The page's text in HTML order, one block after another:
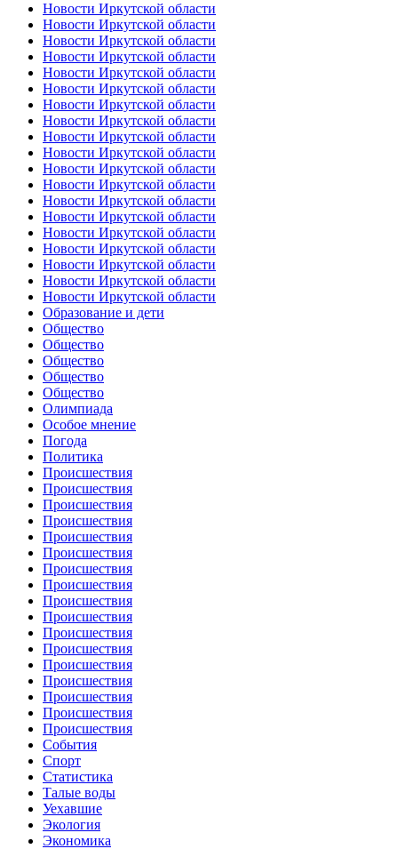
Новости Иркутской области
Новости Иркутской области
Новости Иркутской области
Новости Иркутской области
Новости Иркутской области
Новости Иркутской области
Новости Иркутской области
Новости Иркутской области
Новости Иркутской области
Новости Иркутской области
Новости Иркутской области
Новости Иркутской области
Новости Иркутской области
Новости Иркутской области
Новости Иркутской области
Новости Иркутской области
Новости Иркутской области
Новости Иркутской области
Новости Иркутской области
Образование и дети
Общество
Общество
Общество
Общество
Общество
Олимпиада
Особое мнение
Погода
Политика
Происшествия
Происшествия
Происшествия
Происшествия
Происшествия
Происшествия
Происшествия
Происшествия
Происшествия
Происшествия
Происшествия
Происшествия
Происшествия
Происшествия
Происшествия
Происшествия
Происшествия
События
Спорт
Статистика
Талые воды
Уехавшие
Экология
Экономика